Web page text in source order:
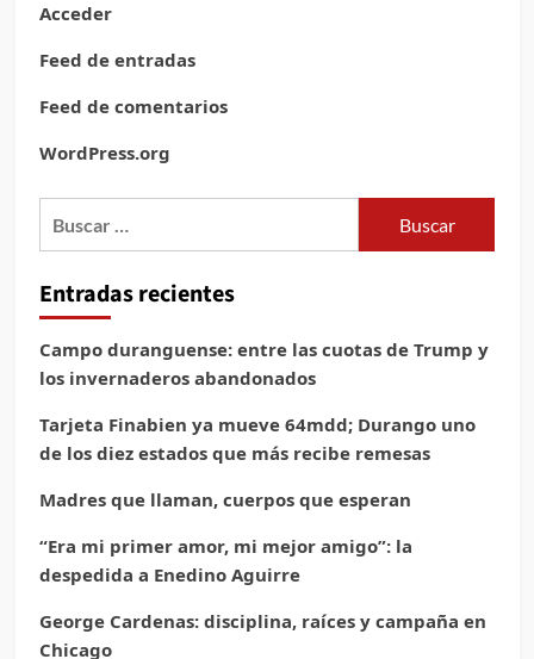
Acceder
Feed de entradas
Feed de comentarios
WordPress.org
Entradas recientes
Campo duranguense: entre las cuotas de Trump y
los invernaderos abandonados
Tarjeta Finabien ya mueve 64mdd; Durango uno
de los diez estados que más recibe remesas
Madres que llaman, cuerpos que esperan
“Era mi primer amor, mi mejor amigo”: la
despedida a Enedino Aguirre
George Cardenas: disciplina, raíces y campaña en
Chicago